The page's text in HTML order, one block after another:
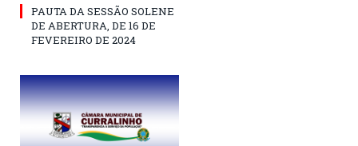
PAUTA DA SESSÃO SOLENE
DE ABERTURA, DE 16 DE
FEVEREIRO DE 2024